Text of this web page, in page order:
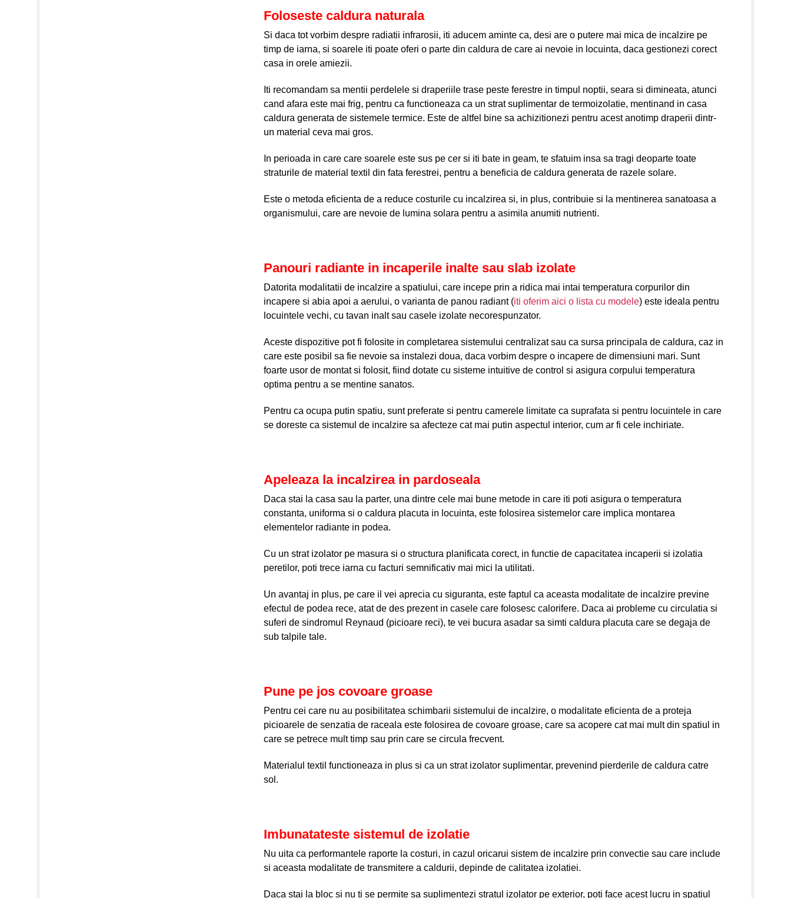
Foloseste caldura naturala
Si daca tot vorbim despre radiatii infrarosii, iti aducem aminte ca, desi are o putere mai mica de incalzire pe
timp de iarna, si soarele iti poate oferi o parte din caldura de care ai nevoie in locuinta, daca gestionezi corect
casa in orele amiezii.
Iti recomandam sa mentii perdelele si draperiile trase peste ferestre in timpul noptii, seara si dimineata, atunci
cand afara este mai frig, pentru ca functioneaza ca un strat suplimentar de termoizolatie, mentinand in casa
caldura generata de sistemele termice. Este de altfel bine sa achizitionezi pentru acest anotimp draperii dintr-
un material ceva mai gros.
In perioada in care care soarele este sus pe cer si iti bate in geam, te sfatuim insa sa tragi deoparte toate
straturile de material textil din fata ferestrei, pentru a beneficia de caldura generata de razele solare.
Este o metoda eficienta de a reduce costurile cu incalzirea si, in plus, contribuie si la mentinerea sanatoasa a
organismului, care are nevoie de lumina solara pentru a asimila anumiti nutrienti.
Panouri radiante in incaperile inalte sau slab izolate
Datorita modalitatii de incalzire a spatiului, care incepe prin a ridica mai intai temperatura corpurilor din
incapere si abia apoi a aerului, o varianta de panou radiant (iti oferim aici o lista cu modele) este ideala pentru
locuintele vechi, cu tavan inalt sau casele izolate necorespunzator.
Aceste dispozitive pot fi folosite in completarea sistemului centralizat sau ca sursa principala de caldura, caz in
care este posibil sa fie nevoie sa instalezi doua, daca vorbim despre o incapere de dimensiuni mari. Sunt
foarte usor de montat si folosit, fiind dotate cu sisteme intuitive de control si asigura corpului temperatura
optima pentru a se mentine sanatos.
Pentru ca ocupa putin spatiu, sunt preferate si pentru camerele limitate ca suprafata si pentru locuintele in care
se doreste ca sistemul de incalzire sa afecteze cat mai putin aspectul interior, cum ar fi cele inchiriate.
Apeleaza la incalzirea in pardoseala
Daca stai la casa sau la parter, una dintre cele mai bune metode in care iti poti asigura o temperatura
constanta, uniforma si o caldura placuta in locuinta, este folosirea sistemelor care implica montarea
elementelor radiante in podea.
Cu un strat izolator pe masura si o structura planificata corect, in functie de capacitatea incaperii si izolatia
peretilor, poti trece iarna cu facturi semnificativ mai mici la utilitati.
Un avantaj in plus, pe care il vei aprecia cu siguranta, este faptul ca aceasta modalitate de incalzire previne
efectul de podea rece, atat de des prezent in casele care folosesc calorifere. Daca ai probleme cu circulatia si
suferi de sindromul Reynaud (picioare reci), te vei bucura asadar sa simti caldura placuta care se degaja de
sub talpile tale.
Pune pe jos covoare groase
Pentru cei care nu au posibilitatea schimbarii sistemului de incalzire, o modalitate eficienta de a proteja
picioarele de senzatia de raceala este folosirea de covoare groase, care sa acopere cat mai mult din spatiul in
care se petrece mult timp sau prin care se circula frecvent.
Materialul textil functioneaza in plus si ca un strat izolator suplimentar, prevenind pierderile de caldura catre
sol.
Imbunatateste sistemul de izolatie
Nu uita ca performantele raporte la costuri, in cazul oricarui sistem de incalzire prin convectie sau care include
si aceasta modalitate de transmitere a caldurii, depinde de calitatea izolatiei.
Daca stai la bloc si nu ti se permite sa suplimentezi stratul izolator pe exterior, poti face acest lucru in spatiul